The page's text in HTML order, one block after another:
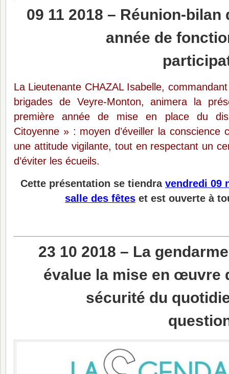
09 11 2018 – Réunion-bilan
année de
La Lieutenante CHAZAL Isabelle,
brigades de Veyre-Monton, animera la
première année de mise en place du
Citoyenne » : moyen d’éveiller la conscience
une attitude vigilante, tout en respectant un
d’éviter les écueils.
Cette présentation se tiendra vendredi 09
salle des fêtes et est ouverte à
23 10 2018 – La
évalue la mise en œuvre
sécurité du